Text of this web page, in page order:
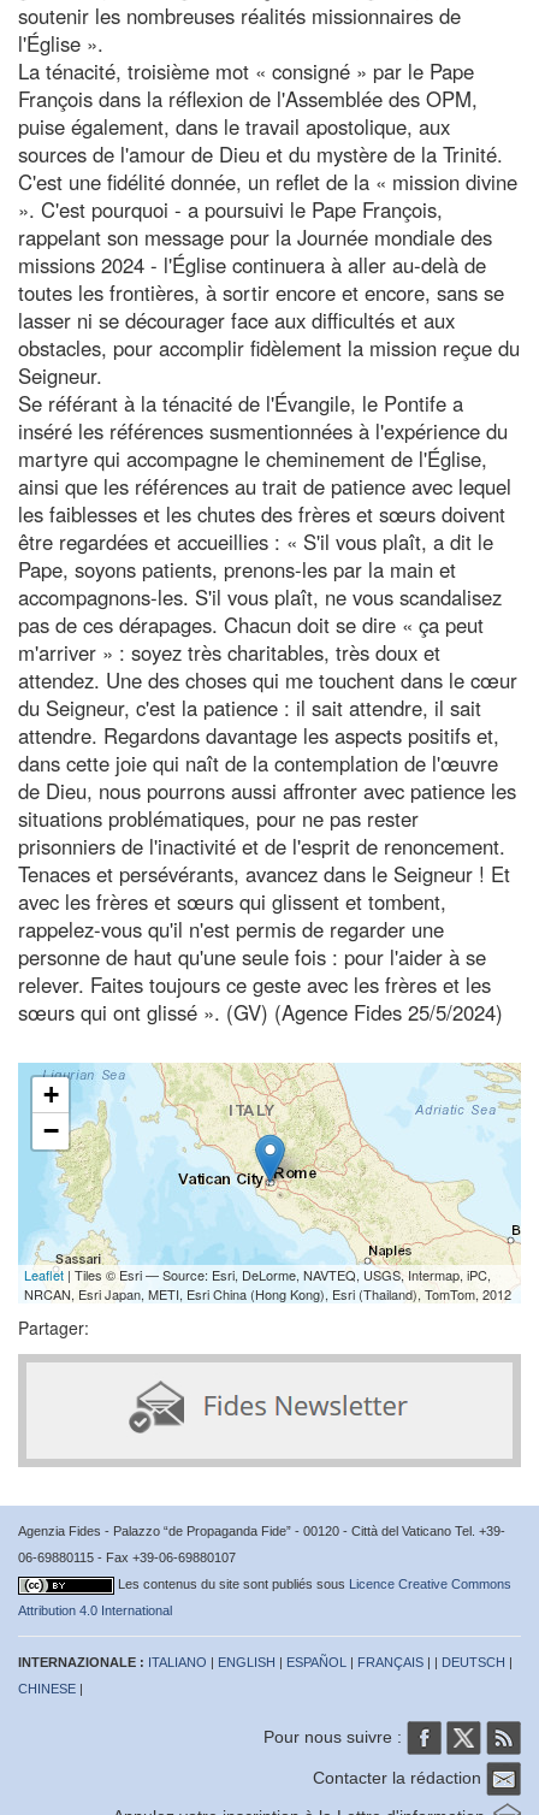
soutenir les nombreuses réalités missionnaires de
l'Église ».
La ténacité, troisième mot « consigné » par le Pape
François dans la réflexion de l'Assemblée des OPM,
puise également, dans le travail apostolique, aux
sources de l'amour de Dieu et du mystère de la Trinité.
C'est une fidélité donnée, un reflet de la « mission divine
». C'est pourquoi - a poursuivi le Pape François,
rappelant son message pour la Journée mondiale des
missions 2024 - l'Église continuera à aller au-delà de
toutes les frontières, à sortir encore et encore, sans se
lasser ni se décourager face aux difficultés et aux
obstacles, pour accomplir fidèlement la mission reçue du
Seigneur.
Se référant à la ténacité de l'Évangile, le Pontife a
inséré les références susmentionnées à l'expérience du
martyre qui accompagne le cheminement de l'Église,
ainsi que les références au trait de patience avec lequel
les faiblesses et les chutes des frères et sœurs doivent
être regardées et accueillies : « S'il vous plaît, a dit le
Pape, soyons patients, prenons-les par la main et
accompagnons-les. S'il vous plaît, ne vous scandalisez
pas de ces dérapages. Chacun doit se dire « ça peut
m'arriver » : soyez très charitables, très doux et
attendez. Une des choses qui me touchent dans le cœur
du Seigneur, c'est la patience : il sait attendre, il sait
attendre. Regardons davantage les aspects positifs et,
dans cette joie qui naît de la contemplation de l'œuvre
de Dieu, nous pourrons aussi affronter avec patience les
situations problématiques, pour ne pas rester
prisonniers de l'inactivité et de l'esprit de renoncement.
Tenaces et persévérants, avancez dans le Seigneur ! Et
avec les frères et sœurs qui glissent et tombent,
rappelez-vous qu'il n'est permis de regarder une
personne de haut qu'une seule fois : pour l'aider à se
relever. Faites toujours ce geste avec les frères et les
sœurs qui ont glissé ». (GV) (Agence Fides 25/5/2024)
+
−
Leaflet | Tiles © Esri — Source: Esri, DeLorme, NAVTEQ, USGS, Intermap, iPC,
NRCAN, Esri Japan, METI, Esri China (Hong Kong), Esri (Thailand), TomTom, 2012
Partager:
Agenzia Fides - Palazzo “de Propaganda Fide” - 00120 - Città del Vaticano Tel. +39-
06-69880115 - Fax +39-06-69880107
Les contenus du site sont publiés sous Licence Creative Commons
Attribution 4.0 International
INTERNAZIONALE : ITALIANO | ENGLISH | ESPAÑOL | FRANÇAIS | | DEUTSCH |
CHINESE |
Pour nous suivre :
Contacter la rédaction